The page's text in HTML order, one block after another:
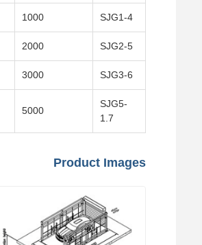
SJG1-4
1000
SJG2-5
2000
SJG3-6
3000
SJG5-
1.7
5000
Product Images